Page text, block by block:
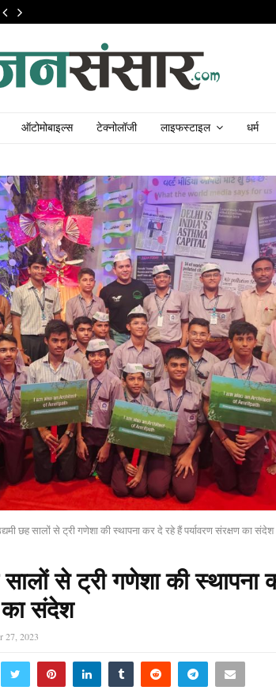
ऑटोमोबाइल्स टेक्नोलॉजी लाइफस्टाइल धर्म
छह सालों से ट्री गणेशा की स्थापना कर दे रहे हैं पर्यावरण संरक्षण का संदेश
से ट्री गणेशा की स्थापना
का संदेश
27, 2023